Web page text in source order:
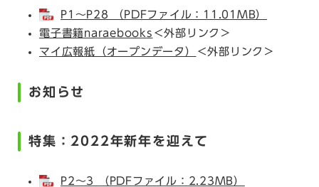
P1～P28 （PDFファイル：11.01MB）
電子書籍naraebooks ＜外部リンク＞
マイ広報紙（オープンデータ）
＜外部リンク＞
お知らせ
特集：2022年新年を迎えて
P2～3 （PDFファイル：2.23MB）